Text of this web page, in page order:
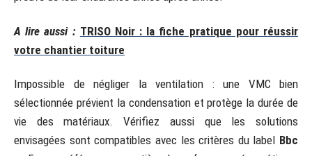
A lire aussi : TRISO Noir : la fiche pratique pour réussir
votre chantier toiture
Impossible de négliger la ventilation : une VMC bien
sélectionnée prévient la condensation et protège la durée de
vie des matériaux. Vérifiez aussi que les solutions
envisagées sont compatibles avec les critères du label Bbc